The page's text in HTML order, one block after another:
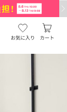
お気に入り カート